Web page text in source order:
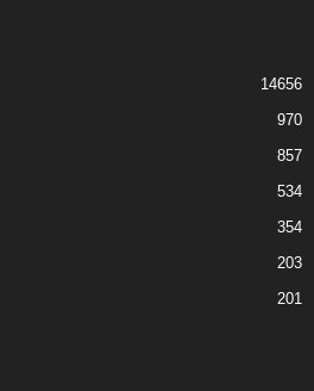
14656
970
857
534
354
203
201